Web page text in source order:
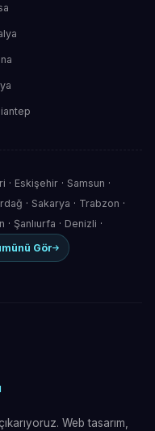
· Eskişehir· Samsun ·
· Sakarya · Trabzon ·
· Şanlıurfa · Denizli ·
Gör
Web tasarım,